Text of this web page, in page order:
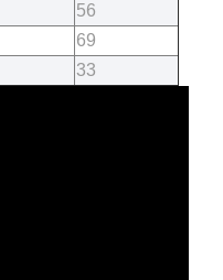
56
69
33